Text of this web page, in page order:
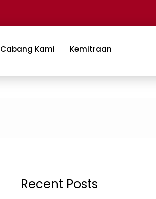
Cabang Kami Kemitraan
Recent Posts